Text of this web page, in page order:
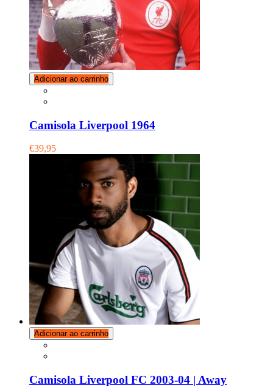
Adicionar ao carrinho
Camisola Liverpool 1964
€39,95
Adicionar ao carrinho
Camisola Liverpool FC 2003-04 | Away